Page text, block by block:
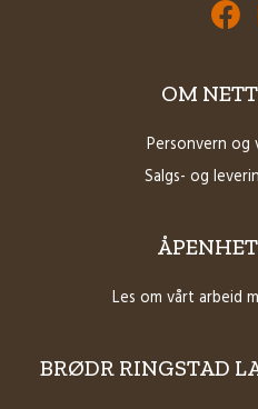
OM
Personvern og
Salgs- og
Les om vårt arbeid
BRØDR RINGSTAD